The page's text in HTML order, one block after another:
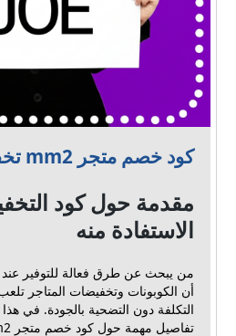
كود خصم متجر mm2 تخفيض مهم 15%
مقدمة حول كود
الاستفادة منه
من يبحث عن طرق فعالة للتوفير عند
أن الكوبونات وتخفيضات المتاجر
التكلفة دون التضحية بالجودة. في